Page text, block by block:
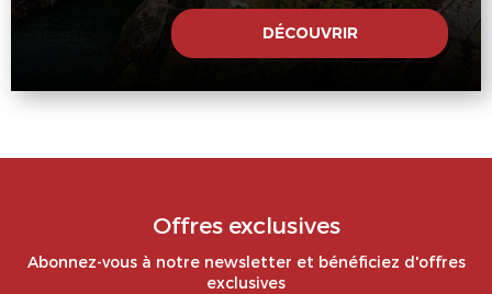
DÉCOUVRIR
Offres exclusives
Abonnez-vous à notre newsletter et bénéficiez d'offres
exclusives